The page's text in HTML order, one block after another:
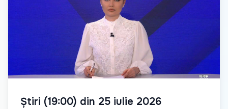
Știri (19:00) din 25 iulie 2026